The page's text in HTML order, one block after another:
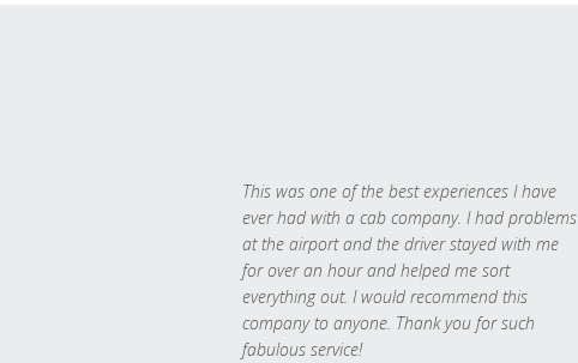
This was one of the best experiences I have
ever had with a cab company. I had problems
at the airport and the driver stayed with me
for over an hour and helped me sort
everything out. I would recommend this
company to anyone. Thank you for such
fabulous service!